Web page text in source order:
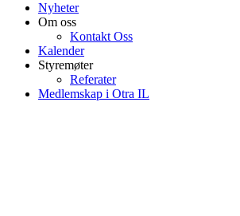
Nyheter
Om oss
Kontakt Oss
Kalender
Styremøter
Referater
Medlemskap i Otra IL